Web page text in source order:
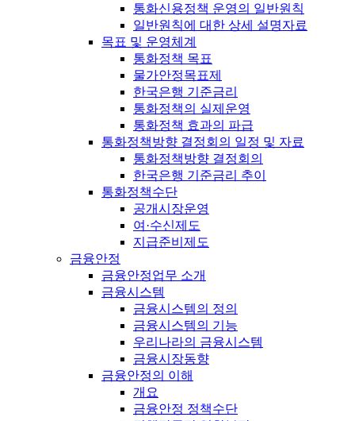
통화신용정책 운영의 일반원칙
일반원칙에 대한 상세 설명자료
목표 및 운영체계
통화정책 목표
물가안정목표제
한국은행 기준금리
통화정책의 실제운영
통화정책 효과의 파급
통화정책방향 결정회의 일정 및 자료
통화정책방향 결정회의
한국은행 기준금리 추이
통화정책수단
공개시장운영
여·수신제도
지급준비제도
금융안정
금융안정업무 소개
금융시스템
금융시스템의 정의
금융시스템의 기능
우리나라의 금융시스템
금융시장동향
금융안정의 이해
개요
금융안정 정책수단